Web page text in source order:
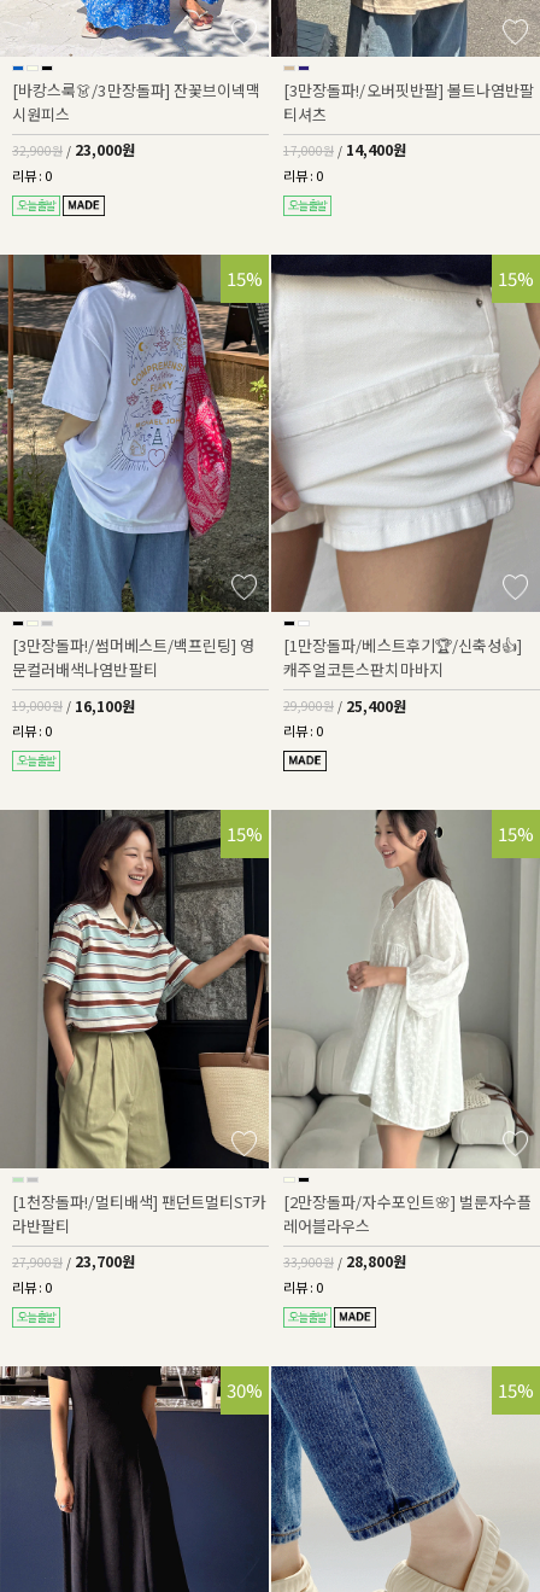
[바캉스룩👗/3만장돌파] 잔꽃브이넥맥
시원피스
32,900원 / 23,000원
리뷰 : 0
[3만장돌파!/오버핏반팔] 볼트나염반팔
티셔츠
17,000원 / 14,400원
리뷰 : 0
15%
[3만장돌파!/썸머베스트/백프린팅] 영
문컬러배색나염반팔티
19,000원 / 16,100원
리뷰 : 0
15%
[1만장돌파/베스트후기🏆/신축성👍]
캐주얼코튼스판치마바지
29,900원 / 25,400원
리뷰 : 0
15%
[1천장돌파!/멀티배색] 팬던트멀티ST카
라반팔티
27,900원 / 23,700원
리뷰 : 0
15%
[2만장돌파/자수포인트🌸] 벌룬자수플
레어블라우스
33,900원 / 28,800원
리뷰 : 0
30% 15%